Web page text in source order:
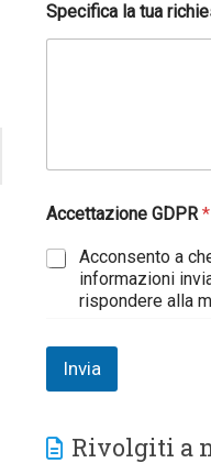
Specifica la tua
Accettazione GDPR*
Acconsento a
informazioni
rispondere alla
Invia
Rivolgiti a